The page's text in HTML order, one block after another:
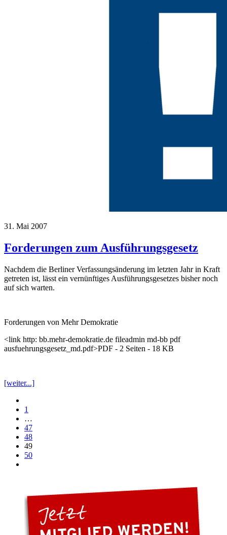
31. Mai 2007
Forderungen zum Ausführungsgesetz
Nachdem die Berliner Verfassungsänderung im letzten Jahr in Kraft
getreten ist, lässt ein vernünftiges Ausführungsgesetzes bisher noch
auf sich warten.
Forderungen von Mehr Demokratie
<link http: bb.mehr-demokratie.de fileadmin md-bb pdf
ausfuehrungsgesetz_md.pdf>PDF - 2 Seiten - 18 KB
[weiter...]
1
…
47
48
49
50